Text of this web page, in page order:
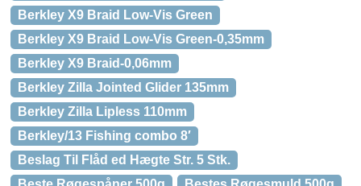
Berkley X9 Braid Low-Vis Green
Berkley X9 Braid Low-Vis Green-0,35mm
Berkley X9 Braid-0,06mm
Berkley Zilla Jointed Glider 135mm
Berkley Zilla Lipless 110mm
Berkley/13 Fishing combo 8′
Beslag Til Flåd ed Hægte Str. 5 Stk.